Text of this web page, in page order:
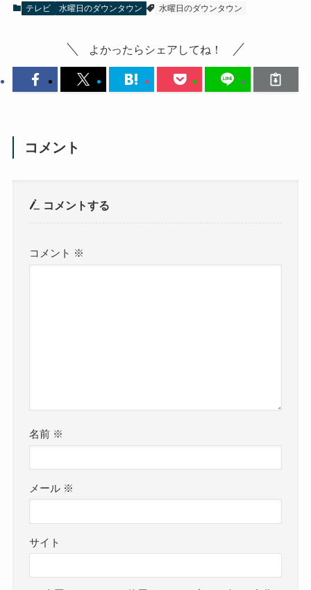
テレビ 水曜日のダウンタウン 水曜日のダウンタウン
よかったらシェアしてね！
コメント
コメントする
コメント ※
名前 ※
メール ※
サイト